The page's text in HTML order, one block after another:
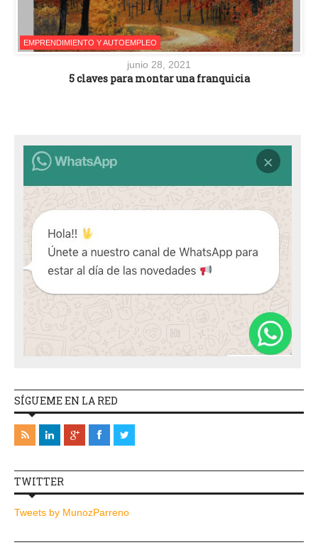
EMPRENDIMIENTO Y AUTOEMPLEO
junio 28, 2021
5 claves para montar una franquicia
SÍGUEME EN LA RED
TWITTER
Tweets by MunozParreno